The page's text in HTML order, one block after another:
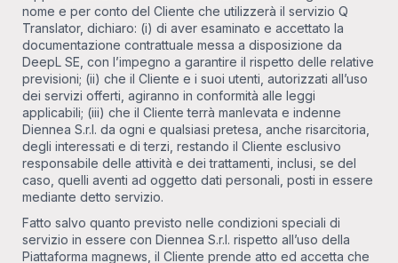
nome e per conto del Cliente che utilizzerà il servizio Q
Translator, dichiaro: (i) di aver esaminato e accettato la
documentazione contrattuale messa a disposizione da
DeepL SE, con l’impegno a garantire il rispetto delle relative
previsioni; (ii) che il Cliente e i suoi utenti, autorizzati all’uso
dei servizi offerti, agiranno in conformità alle leggi
applicabili; (iii) che il Cliente terrà manlevata e indenne
Diennea S.r.l. da ogni e qualsiasi pretesa, anche risarcitoria,
degli interessati e di terzi, restando il Cliente esclusivo
responsabile delle attività e dei trattamenti, inclusi, se del
caso, quelli aventi ad oggetto dati personali, posti in essere
mediante detto servizio.
Fatto salvo quanto previsto nelle condizioni speciali di
servizio in essere con Diennea S.r.l. rispetto all’uso della
Piattaforma magnews, il Cliente prende atto ed accetta che